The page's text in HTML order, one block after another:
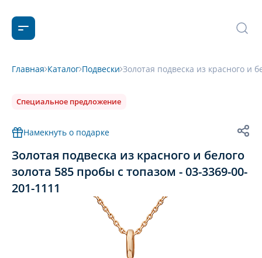
Главная Каталог Подвески Золотая подвеска из красного и
Специальное предложение
Намекнуть о подарке
Золотая подвеска из красного и белого
золота 585 пробы с топазом - 03-3369-00-
201-1111